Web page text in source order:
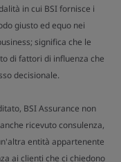
in cui BSI fornisce i
giusto ed equo nei
significa che le
di fattori di influenza che
decisionale.
BSI Assurance non
ricevuto consulenza,
entità appartenente
ai clienti che ci chiedono